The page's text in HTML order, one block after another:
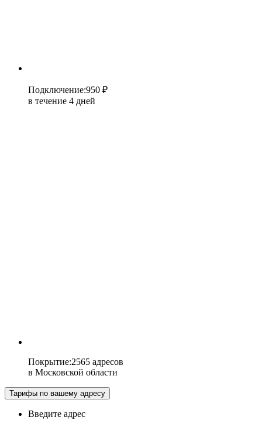
Подключение:950 ₽
в течение 4 дней
Покрытие:2565 адресов
в Московской области
Тарифы по вашему адресу
Введите адрес